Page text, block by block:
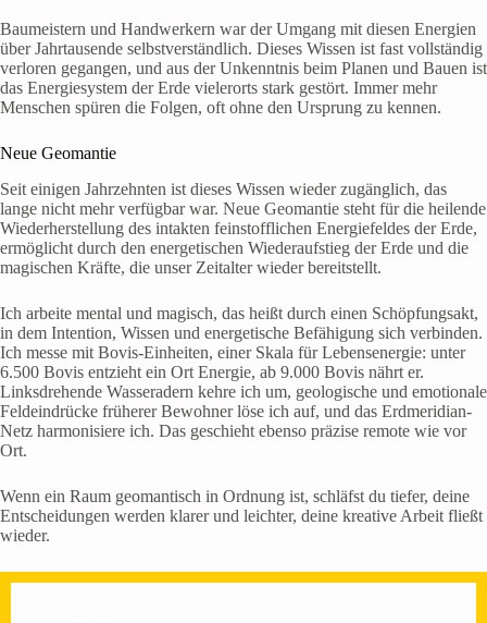
Baumeistern und Handwerkern war der Umgang mit diesen Energien
über Jahrtausende selbstverständlich. Dieses Wissen ist fast vollständig
verloren gegangen, und aus der Unkenntnis beim Planen und Bauen ist
das Energiesystem der Erde vielerorts stark gestört. Immer mehr
Menschen spüren die Folgen, oft ohne den Ursprung zu kennen.
Neue Geomantie
Seit einigen Jahrzehnten ist dieses Wissen wieder zugänglich, das
lange nicht mehr verfügbar war. Neue Geomantie steht für die heilende
Wiederherstellung des intakten feinstofflichen Energiefeldes der Erde,
ermöglicht durch den energetischen Wiederaufstieg der Erde und die
magischen Kräfte, die unser Zeitalter wieder bereitstellt.
Ich arbeite mental und magisch, das heißt durch einen Schöpfungsakt,
in dem Intention, Wissen und energetische Befähigung sich verbinden.
Ich messe mit Bovis-Einheiten, einer Skala für Lebensenergie: unter
6.500 Bovis entzieht ein Ort Energie, ab 9.000 Bovis nährt er.
Linksdrehende Wasseradern kehre ich um, geologische und emotionale
Feldeindrücke früherer Bewohner löse ich auf, und das Erdmeridian-
Netz harmonisiere ich. Das geschieht ebenso präzise remote wie vor
Ort.
Wenn ein Raum geomantisch in Ordnung ist, schläfst du tiefer, deine
Entscheidungen werden klarer und leichter, deine kreative Arbeit fließt
wieder.